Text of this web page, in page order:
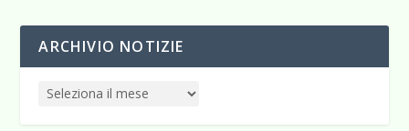
ARCHIVIO NOTIZIE